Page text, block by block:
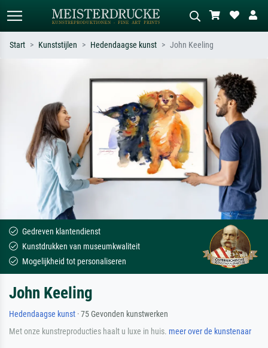
Monet, Sterrennacht, impressionisme,
Hokusai-golf, naakt.
Beschrijf de scène – bijv. groene
weide, abstract met veel rood, donker
olieverfschilderij, staand naakt naast
een boom.
Start Kunststijlen Hedendaagse kunst John Keeling
Gedreven klantendienst
Kunstdrukken van museumkwaliteit
Mogelijkheid tot personaliseren
John Keeling
Hedendaagse kunst · 75 Gevonden kunstwerken
Met onze kunstreproducties haalt u luxe in huis. meer over de kunstenaar